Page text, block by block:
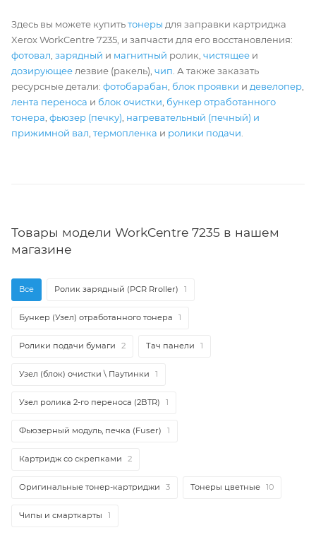
Здесь вы можете купитьтонеры для заправки картриджа
Xerox WorkCentre 7235, и запчасти для его восстановления:
фотовал зарядный и магнитный ролик, чистящее и
дозирующее лезвие (ракель), чип . А также заказать
ресурсные детали: фотобарабан блок проявки и девелопер
лента переноса и блок очистки бункер отработанного
тонера фьюзер (печку) нагревательный (печный) и
прижимной вал термопленка и ролики подачи
Товары модели WorkCentre 7235 в нашем
магазине
Все Ролик зарядный (PCR Rroller) 1
Бункер (Узел) отработанного тонера 1
Ролики подачи бумаги 2 Тач панели 1
Узел (блок) очистки \ Паутинки 1
Узел ролика 2-го переноса (2BTR) 1
Фьюзерный модуль, печка (Fuser) 1
Картридж со скрепками 2
Оригинальные тонер-картриджи 3 Тонеры цветные 10
Чипы и смарткарты 1